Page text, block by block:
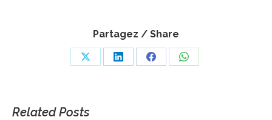
Partagez / Share
Share Share Share Share
Related Posts